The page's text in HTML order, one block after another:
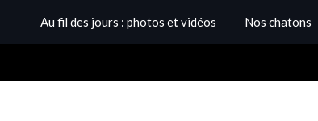
Au fil des jours : photos et vidéos Nos chatons